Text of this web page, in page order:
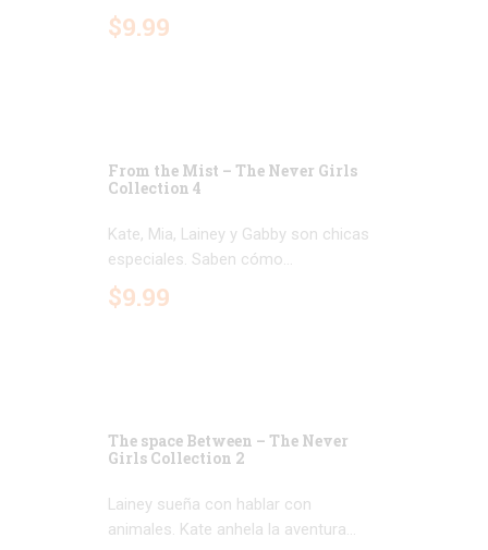
$9.99
From the Mist – The Never Girls
Collection 4
Kate, Mia, Lainey y Gabby son chicas
especiales. Saben cómo...
$9.99
The space Between – The Never
Girls Collection 2
Lainey sueña con hablar con
animales. Kate anhela la aventura...